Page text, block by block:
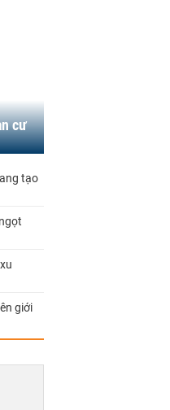
cư
tạo
giới